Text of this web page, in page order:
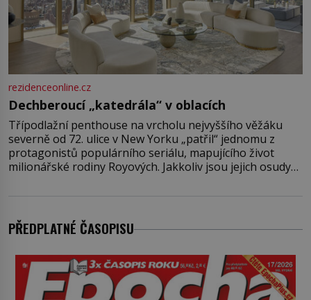
rezidenceonline.cz
Dechberoucí „katedrála“ v oblacích
Třípodlažní penthouse na vrcholu nejvyššího věžáku
severně od 72. ulice v New Yorku „patřil“ jednomu z
protagonistů populárního seriálu, mapujícího život
milionářské rodiny Royových. Jakkoliv jsou jejich osudy
jenom jednou z nemovitostí
PŘEDPLATNÉ ČASOPISU